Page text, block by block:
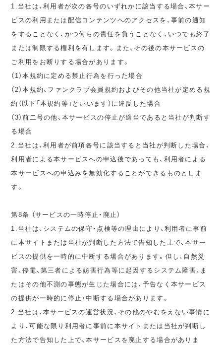
1.当社は、利用者が次の各号のいずれかに該当する場合、本サー
ビスの利用または配信コンテンツへのアクセスを、事前の通知
をすることなく、かつ何らの責任を負うことなく、いつでも終了
または制限する権利を有します。また、その後の本サービスの
ご利用をお断りする場合があります。
（1）本規約に定める禁止行為を行った場合
（2）本規約、ファンクラブ会員規約およびその他当社が定める規
約（以下「本規約等」といいます）に違反した場合
（3）前二号の他、本サービスの停止が適当であると当社が判断す
る場合
2.当社は、利用者が前項各号に該当すると当社が判断した場合、
利用者による本サービスへの申込後であっても、利用者による
本サービスへの申込みを無効化することができるものとしま
す。
第8条 （サービスの一時停止・廃止）
1.当社は、システムの保守・点検等の理由により、利用者に事前
に本サイトまたは当社が判断した方法で告知した上で、本サー
ビスの提供を一時的に中断する場合があります。但し、自然災
害、停電、第三者による妨害行為等に起因するシステム障害、ま
たはその他不測の事態が生じた場合には、予告なく本サービス
の提供が一時的に停止・中断する場合があります。
2.当社は、本サービスの運営状況、その他のやむをえない事情に
より、可能な限り利用者に事前に本サイトまたは当社が判断し
た方法で告知した上で、本サービスを廃止する場合がありま